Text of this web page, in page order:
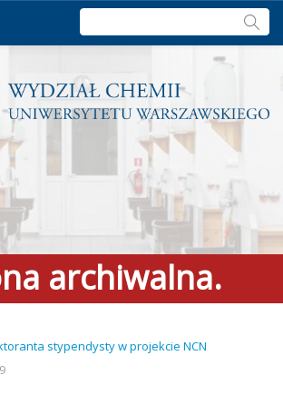
Szukaj:
archiwalna.
serwisu >
stypendysty w projekcie NCN